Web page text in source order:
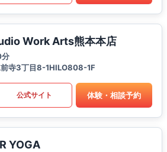
Work Arts熊本本店
分
寺3丁目8-1HILO808-1F
公式サイト 体験・相談予約
YOGA